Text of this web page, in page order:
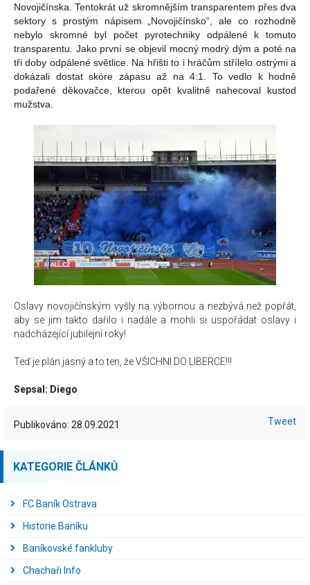
Novojičínska. Tentokrát už skromnějším transparentem přes dva
sektory s prostým nápisem „Novojičínsko“, ale co rozhodně
nebylo skromné byl počet pyrotechniky odpálené k tomuto
transparentu. Jako první se objevil mocný modrý dým a poté na
tři doby odpálené světlice. Na hřišti to i hráčům střílelo ostrými a
dokázali dostat skóre zápasu až na 4:1. To vedlo k hodně
podařené děkovačce, kterou opět kvalitně nahecoval kustod
mužstva.
Oslavy novojičínským vyšly na výbornou a nezbývá než popřát,
aby se jim takto dařilo i nadále a mohli si uspořádat oslavy i
nadcházející jubilejní roky!
Teď je plán jasný a to ten, že VŠICHNI DO LIBERCE!!!
Sepsal: Diego
Publikováno: 28.09.2021 Tweet
KATEGORIE ČLÁNKŮ
FC Baník Ostrava
Historie Baníku
Baníkovské fankluby
Chachaři Info